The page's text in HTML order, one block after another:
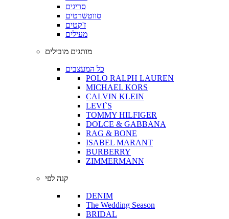
סריגים
סווטשרטים
ז'קטים
מעילים
מותגים מובילים
כל המעצבים
POLO RALPH LAUREN
MICHAEL KORS
CALVIN KLEIN
LEVI`S
TOMMY HILFIGER
DOLCE & GABBANA
RAG & BONE
ISABEL MARANT
BURBERRY
ZIMMERMANN
קנה לפי
DENIM
The Wedding Season
BRIDAL